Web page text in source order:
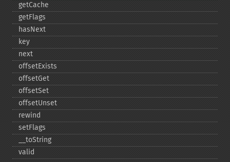
getCache
getFlags
hasNext
key
next
offsetExists
offsetGet
offsetSet
offsetUnset
rewind
setFlags
_​_​toString
valid